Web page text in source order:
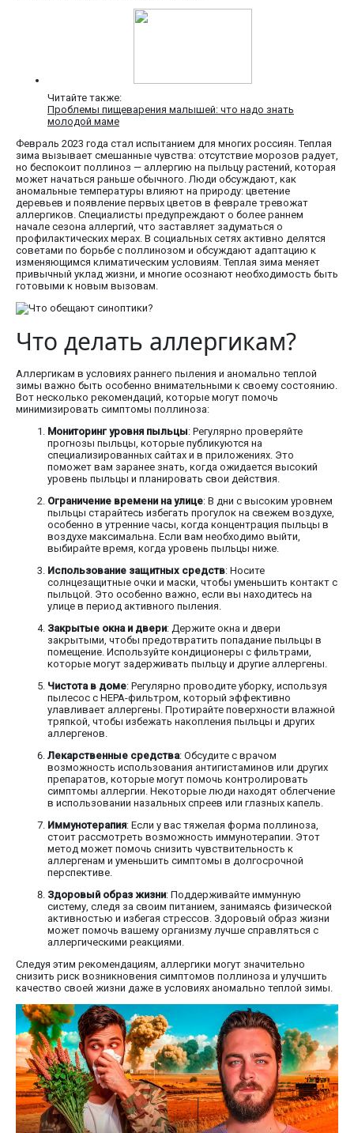
Читайте также:
Проблемы пищеварения малышей: что надо знать
молодой маме
Февраль 2023 года стал испытанием для многих россиян. Теплая
зима вызывает смешанные чувства: отсутствие морозов радует,
но беспокоит поллиноз — аллергию на пыльцу растений, которая
может начаться раньше обычного. Люди обсуждают, как
аномальные температуры влияют на природу: цветение
деревьев и появление первых цветов в феврале тревожат
аллергиков. Специалисты предупреждают о более раннем
начале сезона аллергий, что заставляет задуматься о
профилактических мерах. В социальных сетях активно делятся
советами по борьбе с поллинозом и обсуждают адаптацию к
изменяющимся климатическим условиям. Теплая зима меняет
привычный уклад жизни, и многие осознают необходимость быть
готовыми к новым вызовам.
Что делать аллергикам?
Аллергикам в условиях раннего пыления и аномально теплой
зимы важно быть особенно внимательными к своему состоянию.
Вот несколько рекомендаций, которые могут помочь
минимизировать симптомы поллиноза:
Мониторинг уровня пыльцы: Регулярно проверяйте
прогнозы пыльцы, которые публикуются на
специализированных сайтах и в приложениях. Это
поможет вам заранее знать, когда ожидается высокий
уровень пыльцы и планировать свои действия.
Ограничение времени на улице: В дни с высоким уровнем
пыльцы старайтесь избегать прогулок на свежем воздухе,
особенно в утренние часы, когда концентрация пыльцы в
воздухе максимальна. Если вам необходимо выйти,
выбирайте время, когда уровень пыльцы ниже.
Использование защитных средств: Носите
солнцезащитные очки и маски, чтобы уменьшить контакт с
пыльцой. Это особенно важно, если вы находитесь на
улице в период активного пыления.
Закрытые окна и двери: Держите окна и двери
закрытыми, чтобы предотвратить попадание пыльцы в
помещение. Используйте кондиционеры с фильтрами,
которые могут задерживать пыльцу и другие аллергены.
Чистота в доме: Регулярно проводите уборку, используя
пылесос с HEPA-фильтром, который эффективно
улавливает аллергены. Протирайте поверхности влажной
тряпкой, чтобы избежать накопления пыльцы и других
аллергенов.
Лекарственные средства: Обсудите с врачом
возможность использования антигистаминов или других
препаратов, которые могут помочь контролировать
симптомы аллергии. Некоторые люди находят облегчение
в использовании назальных спреев или глазных капель.
Иммунотерапия: Если у вас тяжелая форма поллиноза,
стоит рассмотреть возможность иммунотерапии. Этот
метод может помочь снизить чувствительность к
аллергенам и уменьшить симптомы в долгосрочной
перспективе.
Здоровый образ жизни: Поддерживайте иммунную
систему, следя за своим питанием, занимаясь физической
активностью и избегая стрессов. Здоровый образ жизни
может помочь вашему организму лучше справляться с
аллергическими реакциями.
Следуя этим рекомендациям, аллергики могут значительно
снизить риск возникновения симптомов поллиноза и улучшить
качество своей жизни даже в условиях аномально теплой зимы.